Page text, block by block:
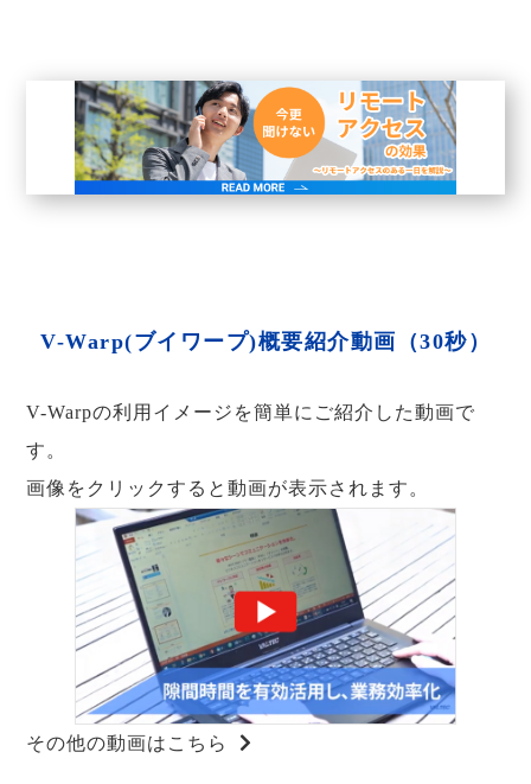
V-Warp(ブイワープ)概要紹介動画（30秒）
V-Warpの利用イメージを簡単にご紹介した動画で
す。
画像をクリックすると動画が表示されます。
その他の動画はこちら